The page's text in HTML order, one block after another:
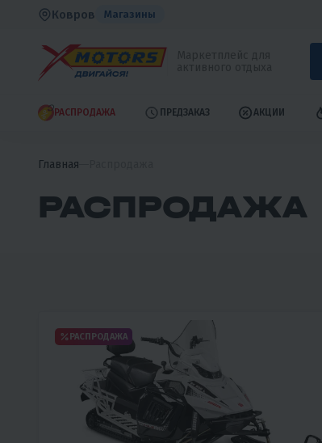
Ковров Магазины
РАСПРОДАЖА ПРЕДЗАКАЗ АКЦИИ
Главная
РАСПРОДАЖА
РАСПРОДАЖА